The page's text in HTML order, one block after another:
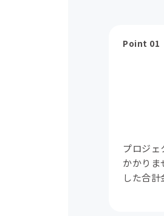
Point 01
プロジ
かかりま
した合計